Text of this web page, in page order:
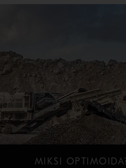
MIKSI